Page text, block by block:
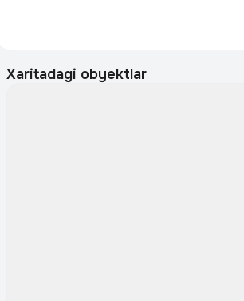
Xaritadagi obyektlar